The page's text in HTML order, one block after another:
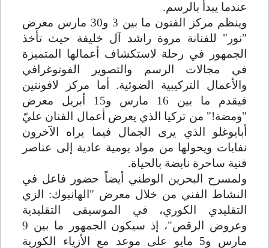
عندما يبدأ بالرسم.
وينظم مركز الفنون ما بين 3 و30 مارس معرض
"نور" للفنانة مروة راشد آل خليفة حيث تأخذ
الجمهور في رحلة لاستكشاف أعمالها المتميزة
في مجالات الرسم والتصوير الفوتوغرافي
والأعمال التركيبية الضوئية. أما مركز لافونتين
فيقدم ما بين 16 مارس و15 أبريل معرض
"ومضة!" من تركيا الذي يعرض أعمال الفنان عليّ
أبايوغلو الذي يرى الجمال فيما يراه الآخرون
نفايات ويحولها من مواد يومية عادية إلى عناصر
فنية ساحرة نابضة بالحياة.
ولمسرح البحرين الوطني أيضاً حضور فاعل في
النشاط الفني من خلال معرض "الهانبوك: الزي
التقليدي الكوري، في الموسيقى التقليدية
وعروض الرقص"، إذ سيكون الجمهور ما بين 9
مارس و5 مايو على موعد مع الأزياء الكورية